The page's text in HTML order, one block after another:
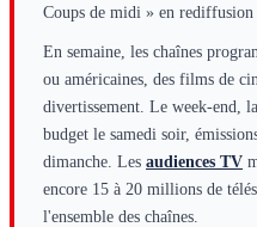
Coups de midi » en rediffusion
En semaine, les chaînes
ou américaines, des films de
divertissement. Le week-end,
budget le samedi soir,
dimanche. Les audiences TV
encore 15 à 20 millions de
l'ensemble des chaînes.